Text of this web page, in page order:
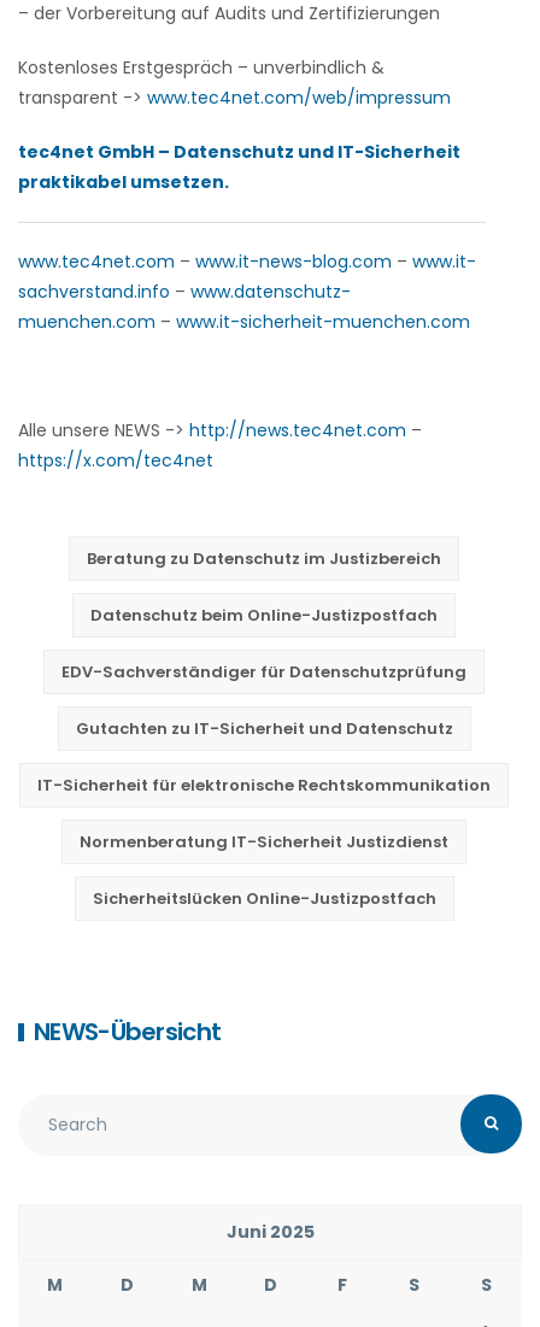
– der Vorbereitung auf Audits und Zertifizierungen
Kostenloses Erstgespräch – unverbindlich &
transparent -> www.tec4net.com/web/impressum
tec4net GmbH – Datenschutz und IT-Sicherheit
praktikabel umsetzen.
www.tec4net.com – www.it-news-blog.com – www.it-
sachverstand.info – www.datenschutz-
muenchen.com – www.it-sicherheit-muenchen.com
Alle unsere NEWS -> http://news.tec4net.com –
https://x.com/tec4net
Beratung zu Datenschutz im Justizbereich
Datenschutz beim Online-Justizpostfach
EDV-Sachverständiger für Datenschutzprüfung
Gutachten zu IT-Sicherheit und Datenschutz
IT-Sicherheit für elektronische Rechtskommunikation
Normenberatung IT-Sicherheit Justizdienst
Sicherheitslücken Online-Justizpostfach
NEWS-Übersicht
Juni 2025
M D M D F S S